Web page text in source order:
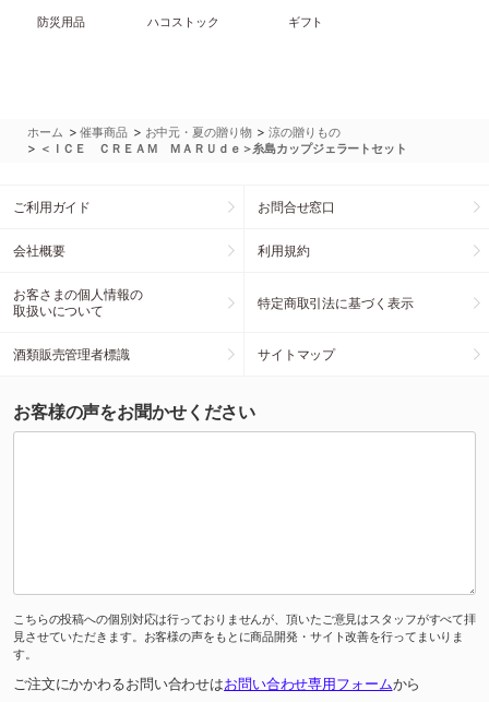
防災用品 ハコストック ギフト
ホーム >催事商品 > お中元・夏の贈り物 >涼の贈りもの
> ＜ＩＣＥ ＣＲＥＡＭ ＭＡＲＵｄｅ＞糸島カップジェラートセット
ご利用ガイド お問合せ窓口
会社概要 利用規約
お客さまの個人情報の
取扱いについて
特定商取引法に基づく表示
酒類販売管理者標識 サイトマップ
お客様の声をお聞かせください
こちらの投稿への個別対応は行っておりませんが、頂いたご意見はスタッフがすべて拝
見させていただきます。お客様の声をもとに商品開発・サイト改善を行ってまいりま
す。
ご注文にかかわるお問い合わせはお問い合わせ専用フォームから